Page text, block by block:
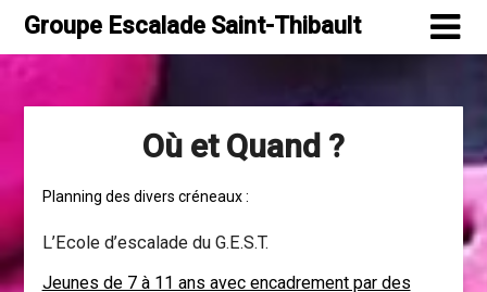
Skip
content
Groupe Escalade Saint-Thibault
Où et Quand ?
Planning des divers créneaux :
L’Ecole d’escalade du G.E.S.T.
Jeunes de 7 à 11 ans avec encadrement par des